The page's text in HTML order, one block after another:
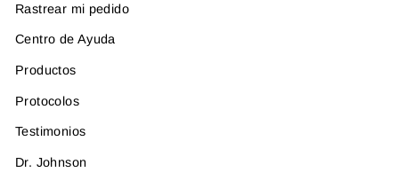
Rastrear mi pedido
Centro de Ayuda
Productos
Protocolos
Testimonios
Dr. Johnson